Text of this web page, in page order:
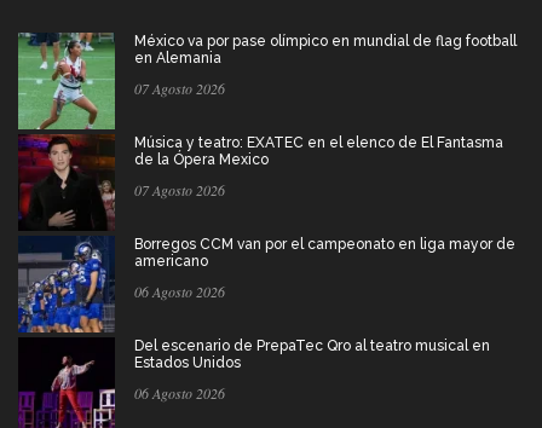
México va por pase olímpico en mundial de flag football
en Alemania
07 Agosto 2026
Música y teatro: EXATEC en el elenco de El Fantasma
de la Ópera Mexico
07 Agosto 2026
Borregos CCM van por el campeonato en liga mayor de
americano
06 Agosto 2026
Del escenario de PrepaTec Qro al teatro musical en
Estados Unidos
06 Agosto 2026